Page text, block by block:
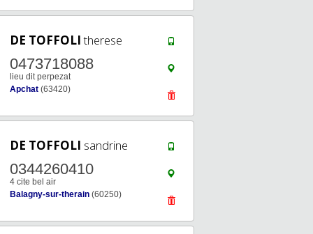
DE TOFFOLItherese
0473718088
lieu dit perpezat
Apchat (63420)
DE TOFFOLI sandrine
0344260410
4 cite bel air
Balagny-sur-therain (60250)